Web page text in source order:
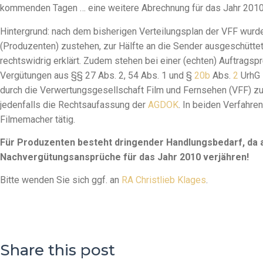
kommenden Tagen … eine weitere Abrechnung für das Jahr
Hintergrund: nach dem bisherigen Verteilungsplan der VFF
(Produzenten) zustehen, zur Hälfte an die Sender
rechtswidrig erklärt. Zudem stehen bei einer (echten)
Vergütungen aus §§ 27 Abs. 2, 54 Abs. 1 und § 20b Abs. 2 UrhG
durch die Verwertungsgesellschaft Film und Fernsehen (VFF)
jedenfalls die Rechtsaufassung der AGDOK . In beiden
Filmemacher tätig.
Für Produzenten besteht dringender Handlungsbedarf, da
Nachvergütungsansprüche für das Jahr 2010 verjähren!
Bitte wenden Sie sich ggf. an RA Christlieb Klages.
Share this post